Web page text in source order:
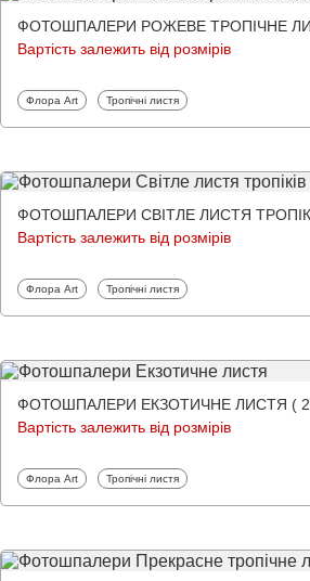
ФОТОШПАЛЕРИ РОЖЕВЕ ТРОПІЧНЕ
Вартість залежить від розмірів
Фотошпалери
Флора Art Фотошпалери
Тропічні листя
ФОТОШПАЛЕРИ СВІТЛЕ ЛИСТЯ
Вартість залежить від розмірів
Фотошпалери
Флора Art Фотошпалери
Тропічні листя
ФОТОШПАЛЕРИ ЕКЗОТИЧНЕ ЛИСТЯ (
Вартість залежить від розмірів
Фотошпалери
Флора Art Фотошпалери
Тропічні листя